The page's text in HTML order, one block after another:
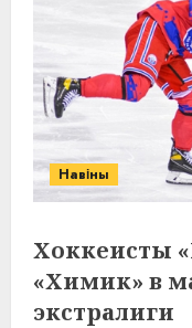
Навіны
Хоккеисты
«Химик» в
экстралиги